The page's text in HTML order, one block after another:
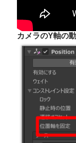
カメラのY軸の